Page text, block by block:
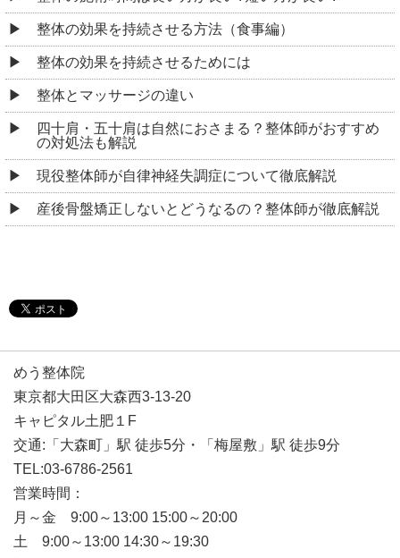
整体の効果を持続させる方法（食事編）
整体の効果を持続させるためには
整体とマッサージの違い
四十肩・五十肩は自然におさまる？整体師がおすすめ
の対処法も解説
現役整体師が自律神経失調症について徹底解説
産後骨盤矯正しないとどうなるの？整体師が徹底解説
めう整体院
東京都大田区大森西3-13-20
キャピタル土肥１F
交通:「大森町」駅 徒歩5分・「梅屋敷」駅 徒歩9分
TEL:03-6786-2561
営業時間：
月～金 9:00～13:00 15:00～20:00
土 9:00～13:00 14:30～19:30